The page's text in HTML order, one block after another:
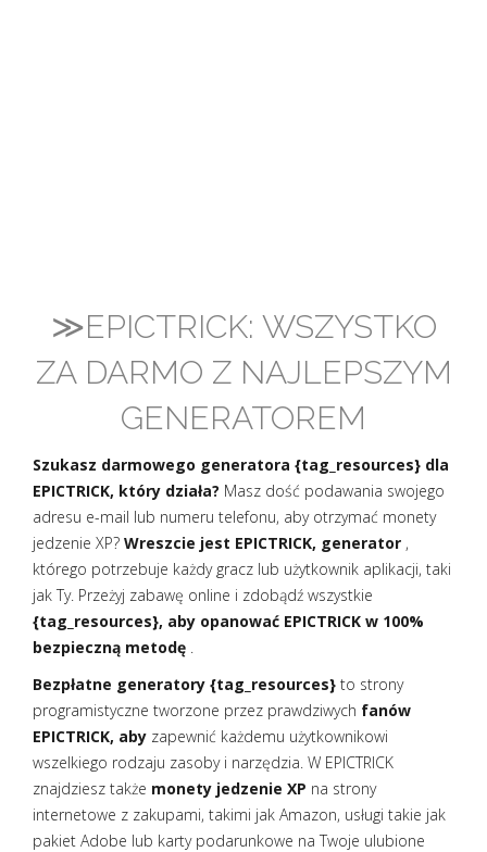
≫EPICTRICK: WSZYSTKO
ZA DARMO Z NAJLEPSZYM
GENERATOREM
Szukasz darmowego generatora {tag_resources} dla
EPICTRICK, który działa? Masz dość podawania swojego
adresu e-mail lub numeru telefonu, aby otrzymać monety
jedzenie XP? Wreszcie jest EPICTRICK, generator ,
którego potrzebuje każdy gracz lub użytkownik aplikacji, taki
jak Ty. Przeżyj zabawę online i zdobądź wszystkie
{tag_resources}, aby opanować EPICTRICK w 100%
bezpieczną metodę .
Bezpłatne generatory {tag_resources} to strony
programistyczne tworzone przez prawdziwych fanów
EPICTRICK, aby zapewnić każdemu użytkownikowi
wszelkiego rodzaju zasoby i narzędzia. W EPICTRICK
znajdziesz także monety jedzenie XP na strony
internetowe z zakupami, takimi jak Amazon, usługi takie jak
pakiet Adobe lub karty podarunkowe na Twoje ulubione